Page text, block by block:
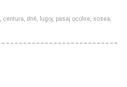
, centura, dn6, lugoj, pasaj ocolire, sosea,